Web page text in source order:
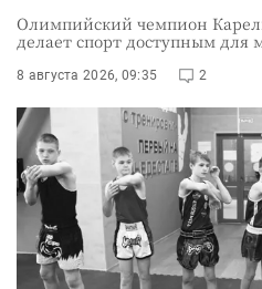
Олимпийский чемпион
делает спорт доступным для
8 августа 2026, 09:35 2